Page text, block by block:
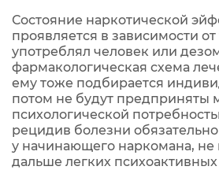
Состояние наркотической
проявляется в зависимости от
употреблял человек или
фармакологическая схема
ему тоже подбирается
потом не будут предприняты
психологической
рецидив болезни
у начинающего наркомана,
дальше легких